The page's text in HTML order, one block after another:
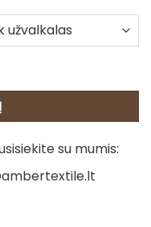
pagalvėlė – Pavasario
su mumis: